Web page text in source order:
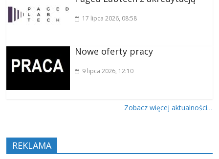
17 lipca 2026, 08:58
Nowe oferty pracy
9 lipca 2026, 12:10
Zobacz więcej aktualności…
REKLAMA